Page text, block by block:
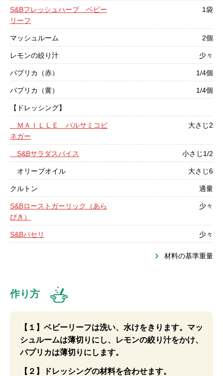
S&Bフレッシュハーブ ベビー
リーフ
1袋
マッシュルーム 2個
レモンの絞り汁 少々
パプリカ（赤） 1/4個
パプリカ（黄） 1/4個
【ドレッシング】
ＭＡＩＬＬＥ バルサミコビ
ネガー
大さじ2
S&Bサラダスパイス 小さじ1/2
オリーブオイル 大さじ6
クルトン 適量
S&Bローストガーリック（あら
びき）
少々
S&Bパセリ 少々
材料の基準重量
作り方
【１】ベビーリーフは洗い、水けをきります。マッ
シュルームは薄切りにし、レモンの絞り汁をかけ、
パプリカは薄切りにします。
【２】ドレッシングの材料を合わせます。